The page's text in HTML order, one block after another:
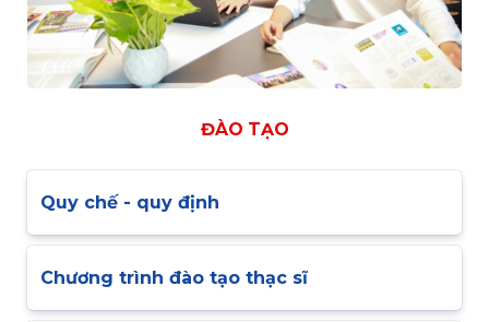
ĐÀO TẠO
Quy chế - quy định
Chương trình đào tạo thạc sĩ